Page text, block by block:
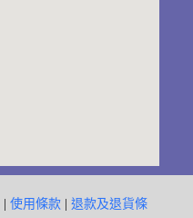
|使用條款 |退款及退貨條